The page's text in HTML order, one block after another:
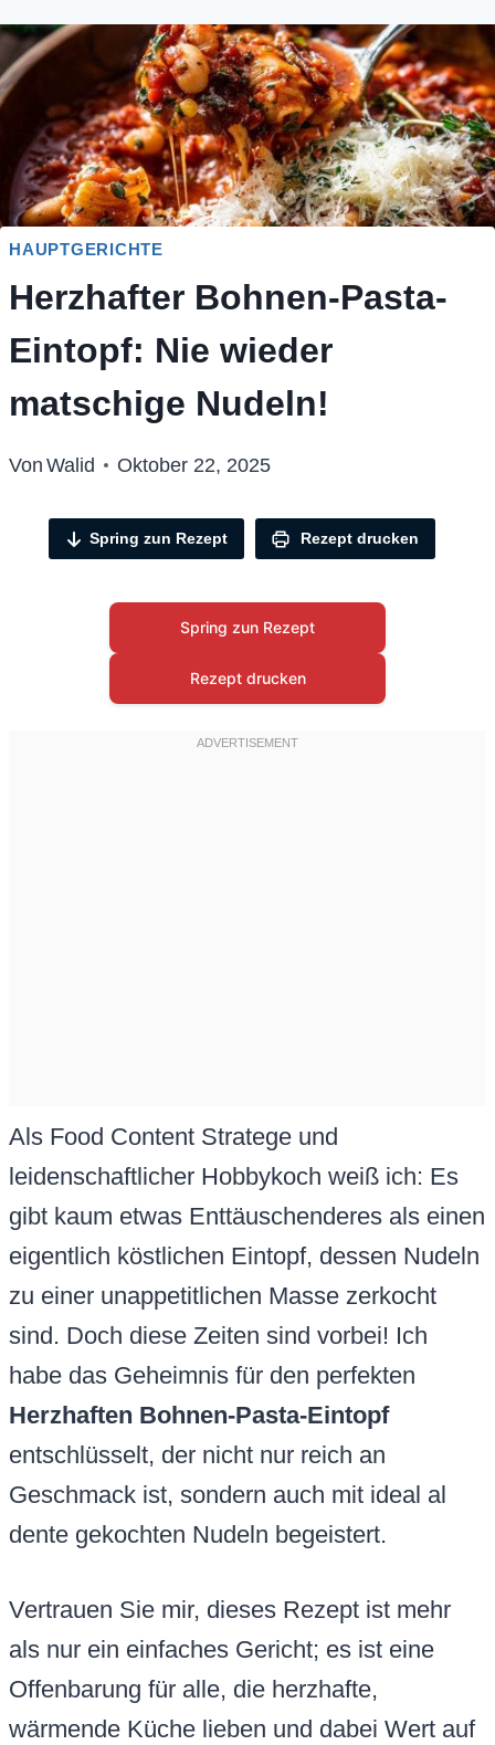
HAUPTGERICHTE
Herzhafter Bohnen-Pasta-
Eintopf: Nie wieder
matschige Nudeln!
Von Walid Oktober 22, 2025
Spring zun Rezept Rezept drucken
Spring zun Rezept
Rezept drucken
Als Food Content Stratege und
leidenschaftlicher Hobbykoch weiß ich: Es
gibt kaum etwas Enttäuschenderes als einen
eigentlich köstlichen Eintopf, dessen Nudeln
zu einer unappetitlichen Masse zerkocht
sind. Doch diese Zeiten sind vorbei! Ich
habe das Geheimnis für den perfekten
Herzhaften Bohnen-Pasta-Eintopf
entschlüsselt, der nicht nur reich an
Geschmack ist, sondern auch mit ideal al
dente gekochten Nudeln begeistert.
Vertrauen Sie mir, dieses Rezept ist mehr
als nur ein einfaches Gericht; es ist eine
Offenbarung für alle, die herzhafte,
wärmende Küche lieben und dabei Wert auf